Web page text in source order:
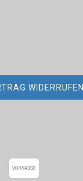
WIDERRUFEN